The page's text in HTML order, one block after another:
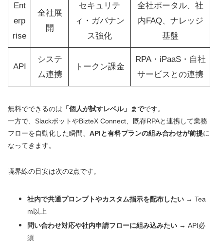
Ent
erp
rise
全社展
開
セキュリテ
ィ・ガバナン
ス強化
全社ポータル、社
内FAQ、ナレッジ
基盤
API
システ
ム連携
トークン課金
RPA・iPaaS・自社
サービスとの連携
無料でできるのは 「個人が試すレベル」までです。
一方で、SlackボットやBizteX Connect、既存RPAと連携して業務
フローを自動化した瞬間、 APIと有料プランの組み合わせが前提に
なってきます。
境界線の目安は次の2点です。
社内で共通プロンプトやカスタム指示を配布したい → Tea
m以上
問い合わせ対応や社内申請フローに組み込みたい → API必
須